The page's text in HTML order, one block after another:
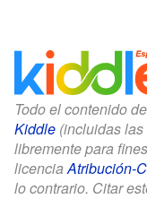
Todo el contenido
Kiddle (incluidas
libremente para
licencia Atribución-
lo contrario. Citar